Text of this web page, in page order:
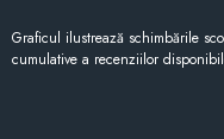
Graficul ilustrează schimbările
cumulative a recenziilor